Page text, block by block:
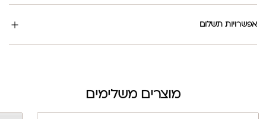
אפשרויות תשלום
מוצרים משלימים